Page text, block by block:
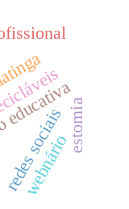
redes sociais
webnário
estomia